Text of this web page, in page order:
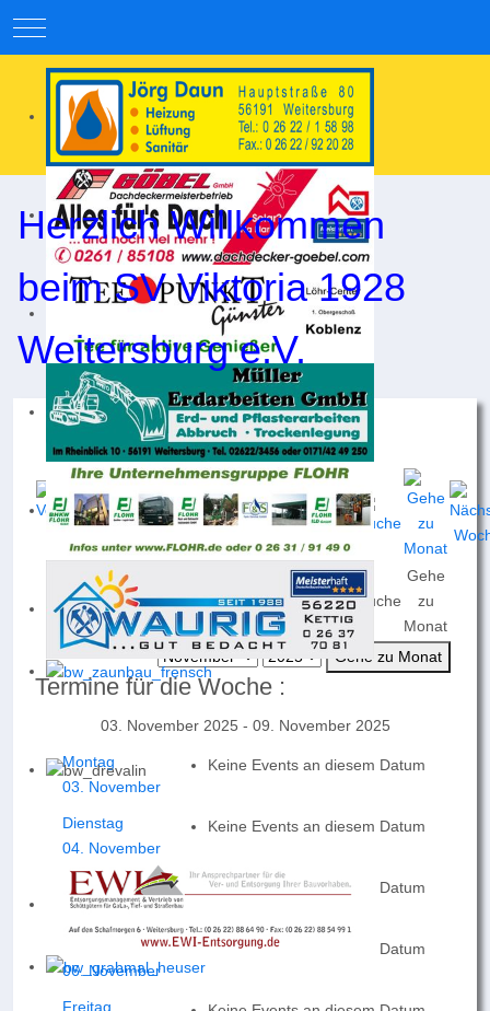
Mobile Menu Toggle
Herzlich Willkommen
beim SV Viktoria 1928
Weitersburg e.V.
Jahr Monat
Nach
Woche
HeuteSuche
Gehe
zu
Monat
Gehe zu Monat
Termine für die Woche :
03. November 2025 - 09. November 2025
Montag
03. November
Keine Events an diesem Datum
Dienstag
04. November
Keine Events an diesem Datum
Mittwoch
05. November
Keine Events an diesem Datum
Donnerstag
06. November
Keine Events an diesem Datum
Freitag